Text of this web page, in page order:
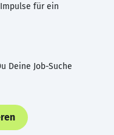
für ein
Deine Job-Suche